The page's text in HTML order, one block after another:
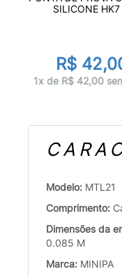
SILICONE HK7
R$
1x de R$ 42,00
Modelo: MTL21
Comprimento:
Dimensões da
0.085 M
Marca: MINIPA